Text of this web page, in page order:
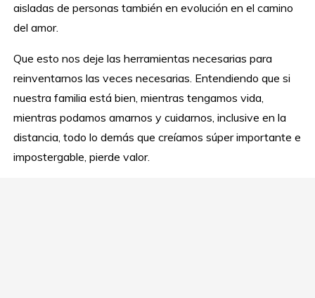
aisladas de personas también en evolución en el camino
del amor.
Que esto nos deje las herramientas necesarias para
reinventarnos las veces necesarias. Entendiendo que si
nuestra familia está bien, mientras tengamos vida,
mientras podamos amarnos y cuidarnos, inclusive en la
distancia, todo lo demás que creíamos súper importante e
impostergable, pierde valor.